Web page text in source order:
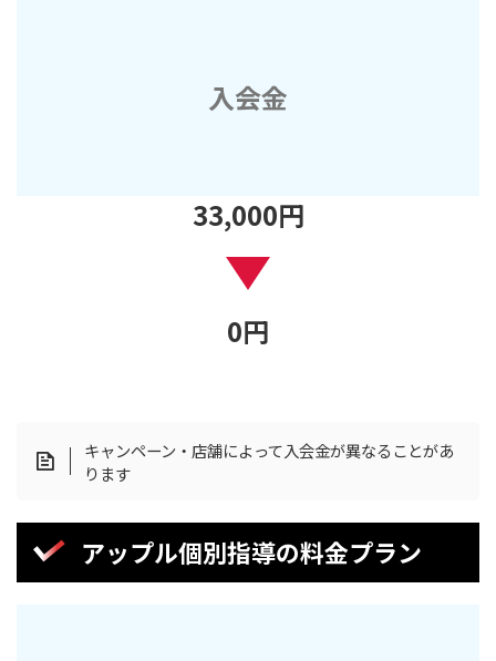
入会金
33,000円
0円
キャンペーン・店舗によって入会金が異なることがあ
ります
アップル個別指導の料金プラン